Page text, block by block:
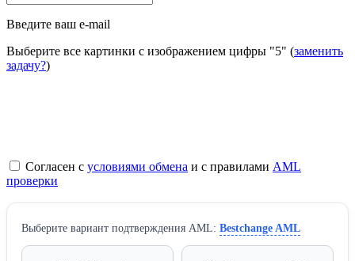
Введите ваш e-mail
Выберите все картинки с изображением цифры "5" (заменить
задачу?)
Согласен с условиями обмена и с правилами AML
проверки
Выберите вариант подтверждения AML: Bestchange AML